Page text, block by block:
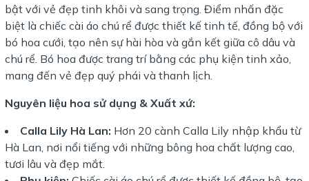
bật với vẻ đẹp tinh khôi và sang trọng. Điểm nhấn đặc
biệt là chiếc cài áo chú rể được thiết kế tinh tế, đồng bộ với
bó hoa cưới, tạo nên sự hài hòa và gắn kết giữa cô dâu và
chú rể. Bó hoa được trang trí bằng các phụ kiện tinh xảo,
mang đến vẻ đẹp quý phái và thanh lịch.
Nguyên liệu hoa sử dụng & Xuất xứ:
Calla Lily Hà Lan: Hơn 20 cành Calla Lily nhập khẩu từ
Hà Lan, nơi nổi tiếng với những bông hoa chất lượng cao,
tươi lâu và đẹp mắt.